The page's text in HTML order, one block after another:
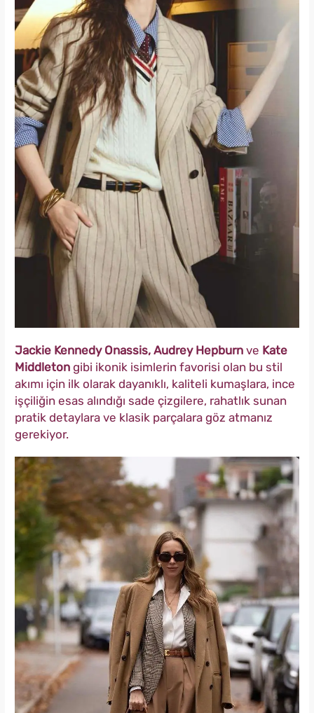
Jackie Kennedy Onassis, Audrey Hepburn ve Kate
Middleton gibi ikonik isimlerin favorisi olan bu stil
akımı için ilk olarak dayanıklı, kaliteli kumaşlara, ince
işçiliğin esas alındığı sade çizgilere, rahatlık sunan
pratik detaylara ve klasik parçalara göz atmanız
gerekiyor.